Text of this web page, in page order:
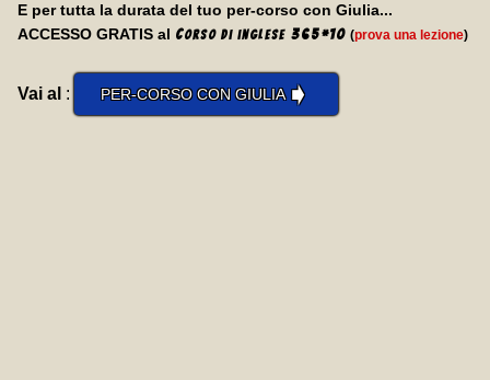
E per tutta la durata del tuo per-corso con Giulia...
ACCESSO GRATIS al Corso di inglese 365*10 (prova una lezione)
Vai al : PER-CORSO CON GIULIA➧